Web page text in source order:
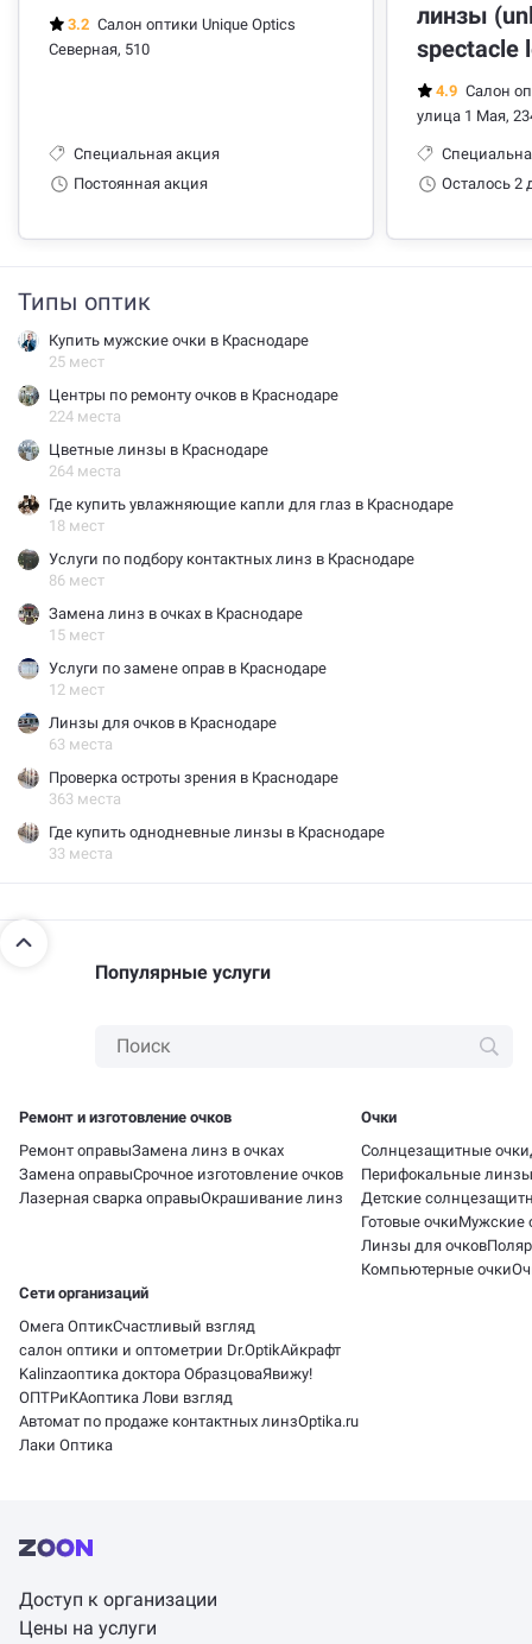
3.2 Салон оптики Unique Optics
Северная, 510
Специальная акция
Постоянная акция
линзы
spectacle
4.9 Салон
улица 1 Мая,
Осталось 2
Типы оптик
Купить мужские очки в Краснодаре
25 мест
Центры по ремонту очков в Краснодаре
224 места
Цветные линзы в Краснодаре
264 места
Где купить увлажняющие капли для глаз в Краснодаре
18 мест
Услуги по подбору контактных линз в Краснодаре
86 мест
Замена линз в очках в Краснодаре
15 мест
Услуги по замене оправ в Краснодаре
12 мест
Линзы для очков в Краснодаре
63 места
Проверка остроты зрения в Краснодаре
363 места
Где купить однодневные линзы в Краснодаре
33 места
Популярные услуги
Ремонт и изготовление очков
Ремонт оправыЗамена линз в очках
Замена оправыСрочное изготовление очков
Лазерная сварка оправыОкрашивание линз
Очки
Солнцезащитные очки
Перифокальные линзы
Детские
Готовые очкиМужские
Линзы для очков
Компьютерные очки
Сети организаций
Омега ОптикСчастливый взгляд
салон оптики и оптометрии Dr.OptikАйкрафт
Kalinzaоптика доктора ОбразцоваЯвижу!
ОПТРиКАоптика Лови взгляд
Автомат по продаже контактных линзOptika.ru
Лаки Оптика
Доступ к организации
Цены на услуги